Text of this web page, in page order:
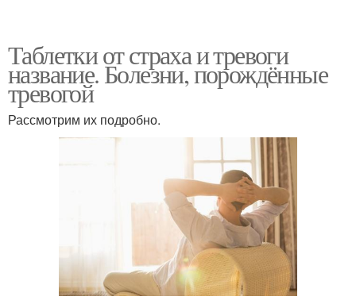
Таблетки от страха и тревоги
название. Болезни, порождённые
тревогой
Рассмотрим их подробно.